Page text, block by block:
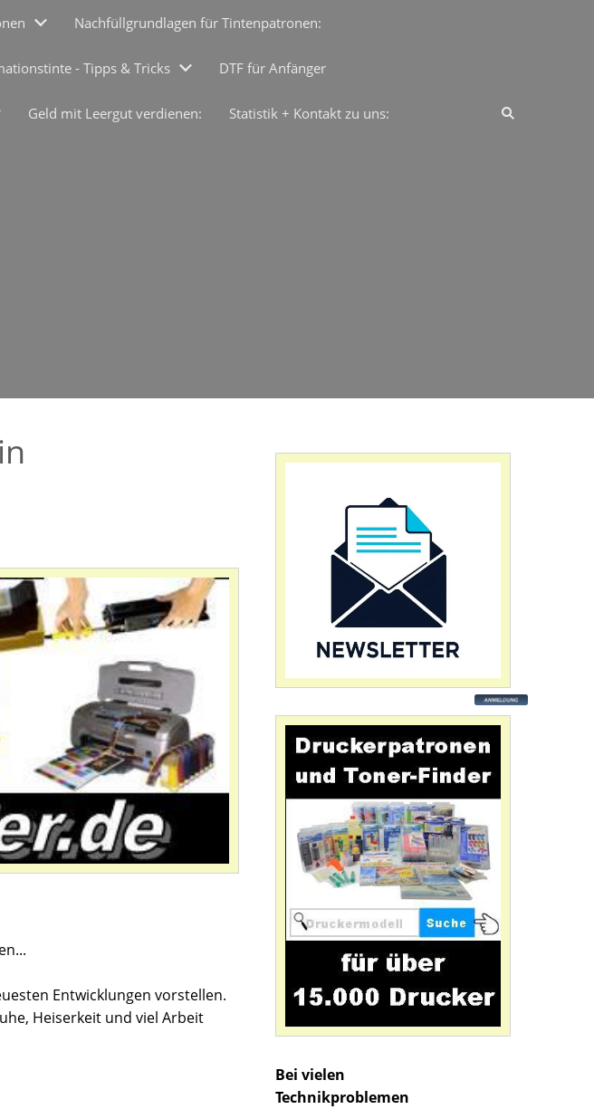
Nachfüllgrundlagen für Tintenpatronen:
- Tipps & Tricks DTF für Anfänger
Geld mit Leergut verdienen: Statistik + Kontakt zu uns:
Entwicklungen vorstellen.
Heiserkeit und viel Arbeit
Bei vielen
Technikproblemen